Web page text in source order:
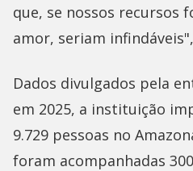
que, se nossos recursos
amor, seriam
Dados divulgados pela
em 2025, a instituição
9.729 pessoas no
foram acompanhadas